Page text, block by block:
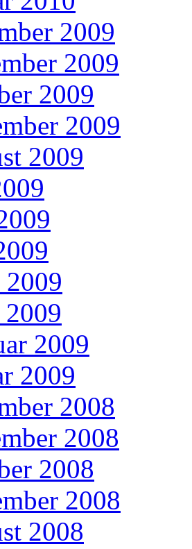
2009
2009
2009
2009
2009
2009
2009
2008
2008
2008
2008
2008